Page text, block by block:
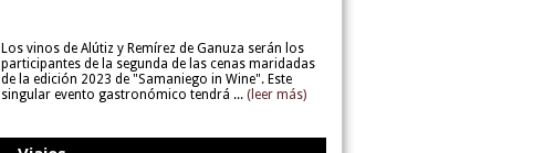
Los vinos de Alútiz y Remírez de Ganuza serán los
participantes de la segunda de las cenas maridadas
de la edición 2023 de "Samaniego in Wine". Este
singular evento gastronómico tendrá ... (leer más)